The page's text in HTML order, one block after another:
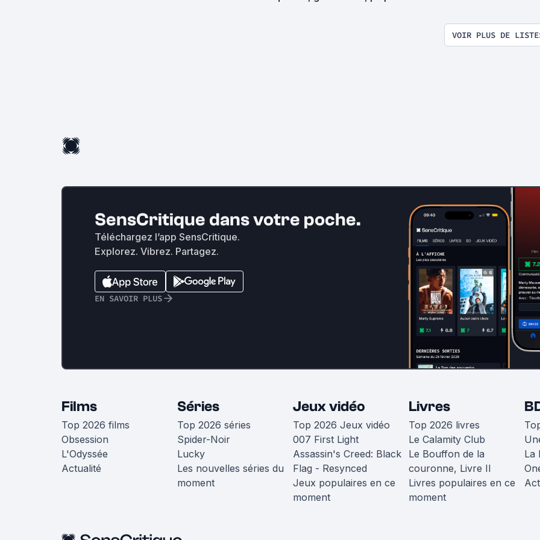
VOIR PLUS DE
SensCritique dans votre poche.
Téléchargez l’app SensCritique.
Explorez. Vibrez. Partagez.
EN SAVOIR PLUS
Films
Top 2026 films
Obsession
L'Odyssée
Actualité
Séries
Top 2026 séries
Spider-Noir
Lucky
Les nouvelles séries du
moment
Jeux vidéo
Top 2026 Jeux vidéo
007 First Light
Assassin's Creed: Black
Flag - Resynced
Jeux populaires en ce
moment
Livres
Top 2026 livres
Le Calamity Club
Le Bouffon de la
couronne, Livre II
Livres populaires en ce
moment
La